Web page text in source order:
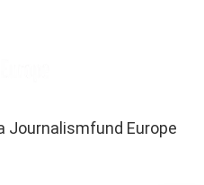
Journalismfund Europe